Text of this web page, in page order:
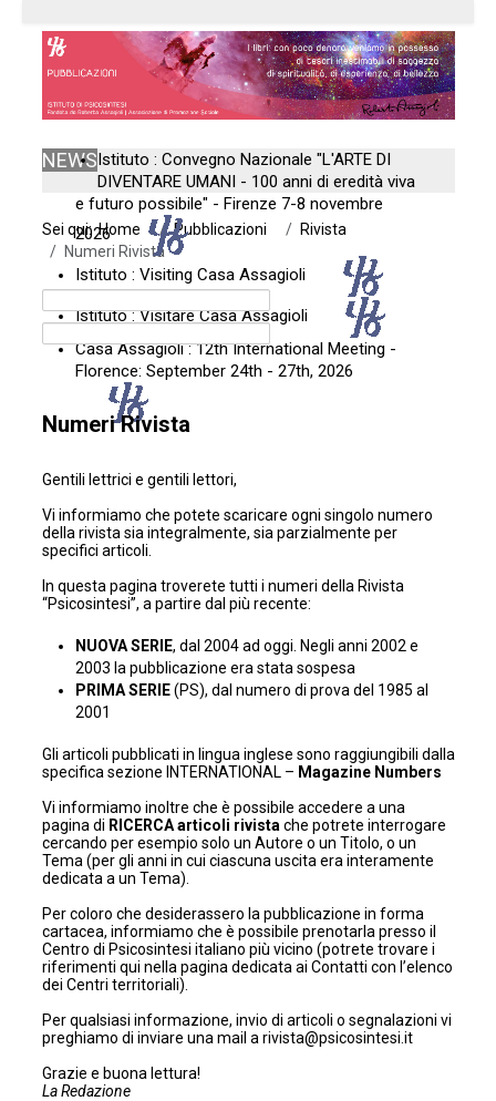
NEWSIstituto : Convegno Nazionale "L'ARTE DI
DIVENTARE UMANI - 100 anni di eredità viva
e futuro possibile" - Firenze 7-8 novembre
2026
Istituto : Visiting Casa Assagioli
Istituto : Visitare Casa Assagioli
Casa Assagioli : 12th International Meeting -
Florence: September 24th - 27th, 2026
Sei qui:Home Pubblicazioni
Rivista
Numeri Rivista
Numeri Rivista
Gentili lettrici e gentili lettori,
Vi informiamo che potete scaricare ogni singolo numero
della rivista sia integralmente, sia parzialmente per
specifici articoli.
In questa pagina troverete tutti i numeri della Rivista
“Psicosintesi”, a partire dal più recente:
NUOVA SERIE, dal 2004 ad oggi. Negli anni 2002 e
2003 la pubblicazione era stata sospesa
PRIMA SERIE(PS), dal numero di prova del 1985 al
2001
Gli articoli pubblicati in lingua inglese sono raggiungibili dalla
specifica sezione INTERNATIONAL – Magazine Numbers
Vi informiamo inoltre che è possibile accedere a una
pagina di RICERCA articoli rivista che potrete interrogare
cercando per esempio solo un Autore o un Titolo, o un
Tema (per gli anni in cui ciascuna uscita era interamente
dedicata a un Tema).
Per coloro che desiderassero la pubblicazione in forma
cartacea, informiamo che è possibile prenotarla presso il
Centro di Psicosintesi italiano più vicino (potrete trovare i
riferimenti qui nella pagina dedicata ai Contatti con l’elenco
dei Centri territoriali).
Per qualsiasi informazione, invio di articoli o segnalazioni vi
preghiamo di inviare una mail a rivista@psicosintesi.it
Grazie e buona lettura!
La Redazione